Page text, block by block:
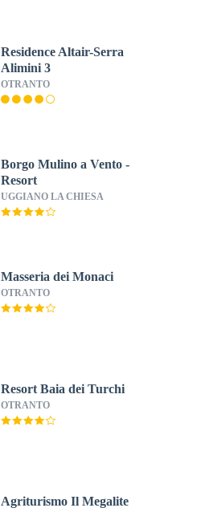
Residence Altair-Serra
Alimini 3
OTRANTO
Borgo Mulino a Vento -
Resort
UGGIANO LA CHIESA
Masseria dei Monaci
OTRANTO
Resort Baia dei Turchi
OTRANTO
Agriturismo Il Megalite